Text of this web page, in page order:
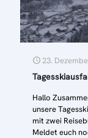
23.
Hallo
unsere
mit zwei
Meldet euch